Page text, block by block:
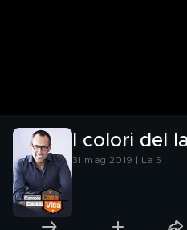
I colori del
31 mag 2019 | La 5